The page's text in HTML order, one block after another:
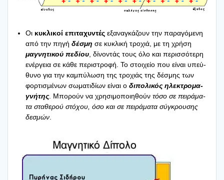
Οι κυκλι­κοί επι­τα­χυ­ντές εξα­να­γκά­ζουν την παρα­γό­με­νη
από την πηγή δέσμη σε κυκλι­κή τρο­χιά, με τη χρή­ση
μαγνη­τι­κού πεδί­ου, δίνο­ντάς τους όλο και περισ­σό­τε­ρη
ενέρ­γεια σε κάθε περι­στρο­φή. Το στοι­χείο που είναι υπεύ­
θυ­νο για την καμπύ­λω­ση της τρο­χιάς της δέσμης των
φορ­τι­σμέ­νων σωμα­τι­δί­ων είναι ο διπο­λι­κός ηλε­κτρο­μα­
γνή­της. Μπο­ρούν να χρη­σι­μο­ποι­η­θούν τόσο σε πει­ρά­μα­
τα στα­θε­ρού στό­χου, όσο και σε πει­ρά­μα­τα σύγκρου­σης
δεσμών.